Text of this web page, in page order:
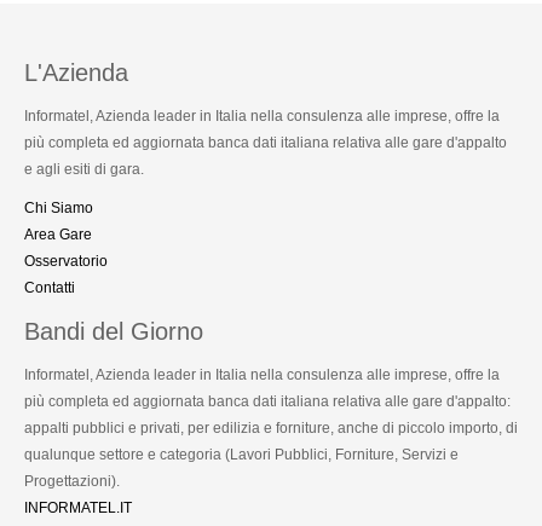
L'Azienda
Informatel, Azienda leader in Italia nella consulenza alle imprese, offre la
più completa ed aggiornata banca dati italiana relativa alle gare d'appalto
e agli esiti di gara.
Chi Siamo
Area Gare
Osservatorio
Contatti
Bandi del Giorno
Informatel, Azienda leader in Italia nella consulenza alle imprese, offre la
più completa ed aggiornata banca dati italiana relativa alle gare d'appalto:
appalti pubblici e privati, per edilizia e forniture, anche di piccolo importo, di
qualunque settore e categoria (Lavori Pubblici, Forniture, Servizi e
Progettazioni).
INFORMATEL.IT